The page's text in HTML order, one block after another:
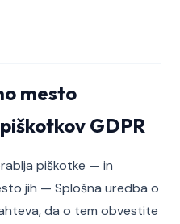
mesto
GDPR
piškotke — in
jih — Splošna uredba o
da o tem obvestite